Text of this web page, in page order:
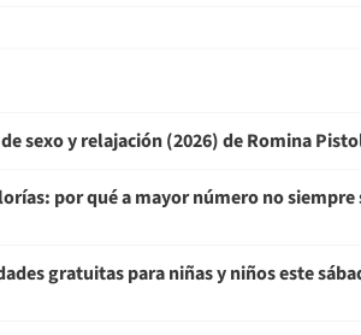
sexo y relajación (2026) de Romina
por qué a mayor número no
gratuitas para niñas y niños este